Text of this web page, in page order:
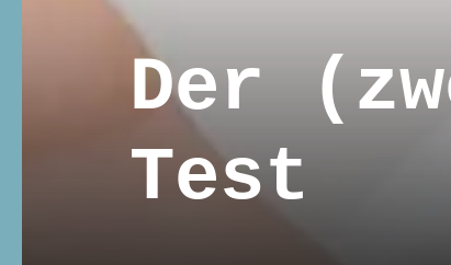
Der
Test